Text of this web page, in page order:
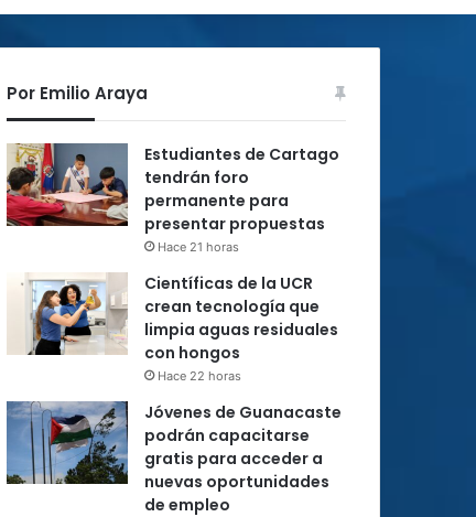
Por Emilio Araya
Estudiantes de Cartago
tendrán foro
permanente para
presentar propuestas
Hace 21 horas
Científicas de la UCR
crean tecnología que
limpia aguas residuales
con hongos
Hace 22 horas
Jóvenes de Guanacaste
podrán capacitarse
gratis para acceder a
nuevas oportunidades
de empleo